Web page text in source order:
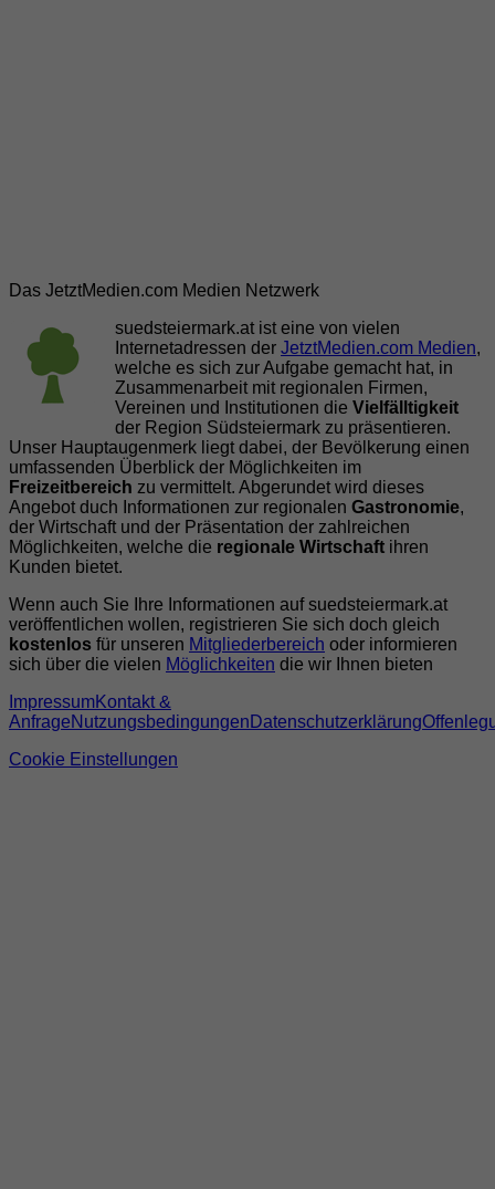
Das JetztMedien.com Medien Netzwerk
suedsteiermark.at ist eine von vielen
Internetadressen der JetztMedien.com Medien,
welche es sich zur Aufgabe gemacht hat, in
Zusammenarbeit mit regionalen Firmen,
Vereinen und Institutionen die Vielfälltigkeit
der Region Südsteiermark zu präsentieren.
Unser Hauptaugenmerk liegt dabei, der Bevölkerung einen
umfassenden Überblick der Möglichkeiten im
Freizeitbereich zu vermittelt. Abgerundet wird dieses
Angebot duch Informationen zur regionalen Gastronomie,
der Wirtschaft und der Präsentation der zahlreichen
Möglichkeiten, welche die regionale Wirtschaft ihren
Kunden bietet.
Wenn auch Sie Ihre Informationen auf suedsteiermark.at
veröffentlichen wollen, registrieren Sie sich doch gleich
kostenlos für unseren Mitgliederbereich oder informieren
sich über die vielen Möglichkeiten die wir Ihnen bieten
ImpressumKontakt &
AnfrageNutzungsbedingungen Datenschutzerklärung
Cookie Einstellungen